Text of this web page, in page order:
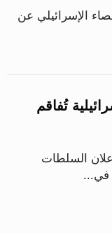
الإسرائيلي عن
تُفاقم
السلطات
في...